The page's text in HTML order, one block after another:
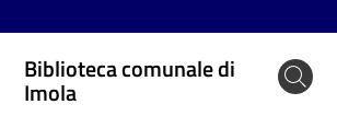
Biblioteca comunale di
Imola